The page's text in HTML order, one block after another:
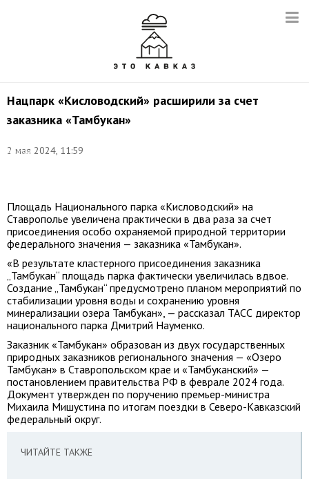
Нацпарк «Кисловодский» расширили за счет
заказника «Тамбукан»
2 мая 2024, 11:59
Антон
Площадь Национального парка «Кисловодский» на
Ставрополье увеличена практически в два раза за счет
присоединения особо охраняемой природной территории
федерального значения — заказника «Тамбукан».
«В результате кластерного присоединения заказника
„Тамбукан“ площадь парка фактически увеличилась вдвое.
Создание „Тамбукан“ предусмотрено планом мероприятий по
стабилизации уровня воды и сохранению уровня
минерализации озера Тамбукан», — рассказал ТАСС директор
национального парка Дмитрий Науменко.
Заказник «Тамбукан» образован из двух государственных
природных заказников регионального значения — «Озеро
Тамбукан» в Ставропольском крае и «Тамбуканский» —
постановлением правительства РФ в феврале 2024 года.
Документ утвержден по поручению премьер-министра
Михаила Мишустина по итогам поездки в Северо-Кавказский
федеральный округ.
ЧИТАЙТЕ ТАКЖЕ